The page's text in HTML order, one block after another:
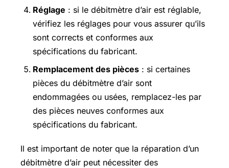
Réglage : si le débitmètre d’air est réglable,
vérifiez les réglages pour vous assurer qu’ils
sont corrects et conformes aux
spécifications du fabricant.
Remplacement des pièces : si certaines
pièces du débitmètre d’air sont
endommagées ou usées, remplacez-les par
des pièces neuves conformes aux
spécifications du fabricant.
Il est important de noter que la réparation d’un
débitmètre d’air peut nécessiter des